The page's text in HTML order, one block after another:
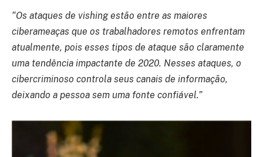
“Os ataques de vishing estão entre as maiores
ciberameaças que os trabalhadores remotos enfrentam
atualmente, pois esses tipos de ataque são claramente
uma tendência impactante de 2020. Nesses ataques, o
cibercriminoso controla seus canais de informação,
deixando a pessoa sem uma fonte confiável.”